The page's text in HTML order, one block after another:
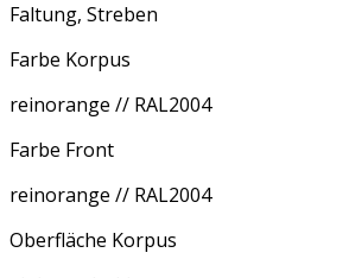
Faltung, Streben
Farbe Korpus
reinorange // RAL2004
Farbe Front
reinorange // RAL2004
Oberfläche Korpus